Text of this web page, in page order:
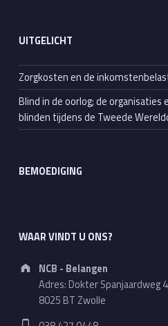
UITGELICHT
Zorgkosten en de
Blind in de oorlog; de organisaties
blinden tijdens de Tweede
BEMOEDIGING
WAAR VINDT U ONS?
Address:
NCB - Belangen
Adres: Dokter Spanjaardweg
8025 BT Zwolle
Phone number: